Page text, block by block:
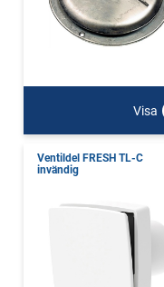
Visa
Ventildel FRESH TL-C
invändig